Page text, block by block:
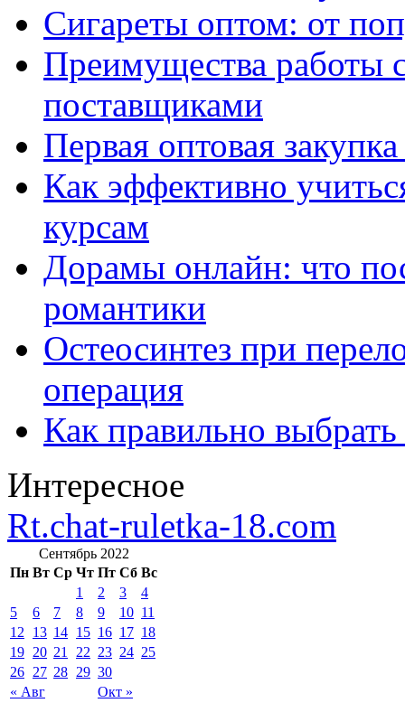
Сигареты оптом: от
Преимущества работы
поставщиками
Первая оптовая
Как эффективно
курсам
Дорамы онлайн: что
романтики
Остеосинтез при
операция
Как правильно
Интересное
Rt.chat-ruletka-18.com
Сентябрь 2022
Пн Вт Ср Чт Пт Сб Вс
« Авг Окт »
1 2 3
4
5
6 7 8 9 10 11
12
13 14 15 16 17 18
19 20 21 22 23 24 25
26 27 28 29 30